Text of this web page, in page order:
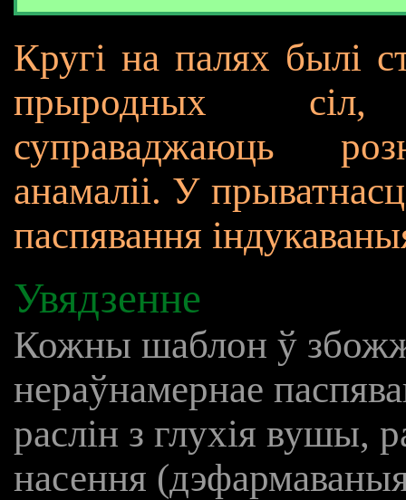
Кругі на палях былі
прыродных сіл,
суправаджаюць
анамаліі. У
паспявання
Увядзенне
Кожны шаблон ў
нераўнамернае
раслін з глухія вушы,
насення